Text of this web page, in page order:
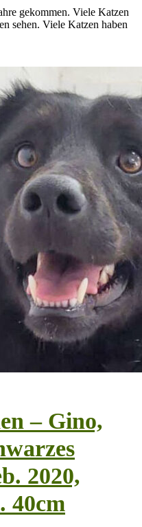
gekommen. Viele Katzen
sehen. Viele Katzen haben
– Gino,
2020,
40cm